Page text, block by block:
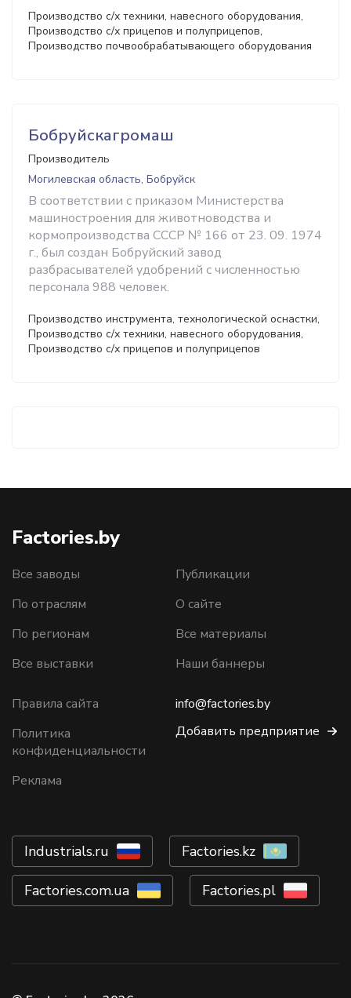
Производство с/х техники, навесного оборудования,
Производство с/х прицепов и полуприцепов,
Производство почвообрабатывающего оборудования
Бобруйскагромаш
Производитель
Могилевская область, Бобруйск
В соответствии с приказом Министерства
машиностроения для животноводства и
кормопроизводства СССР № 166 от 23. 09. 1974
г., был создан Бобруйский завод
разбрасывателей удобрений с численностью
персонала 988 человек.
Производство инструмента, технологической оснастки,
Производство с/х техники, навесного оборудования,
Производство с/х прицепов и полуприцепов
Factories.by
Все заводы
По отраслям
По регионам
Все выставки
Публикации
О сайте
Все материалы
Наши баннеры
Правила сайта
Политика
конфиденциальности
Реклама
info@factories.by
Добавить предприятие
Industrials.ru Factories.kz
Factories.com.ua Factories.pl